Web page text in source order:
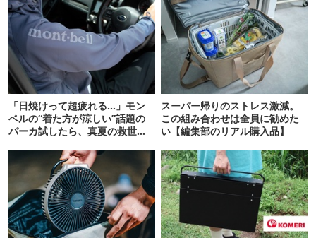
「日焼けって超疲れる…」モン
ベルの“着た方が涼しい”話題の
パーカ試したら、真夏の救世主
スーパー帰りのストレス激減。
この組み合わせは全員に勧めた
い【編集部のリアル購入品】